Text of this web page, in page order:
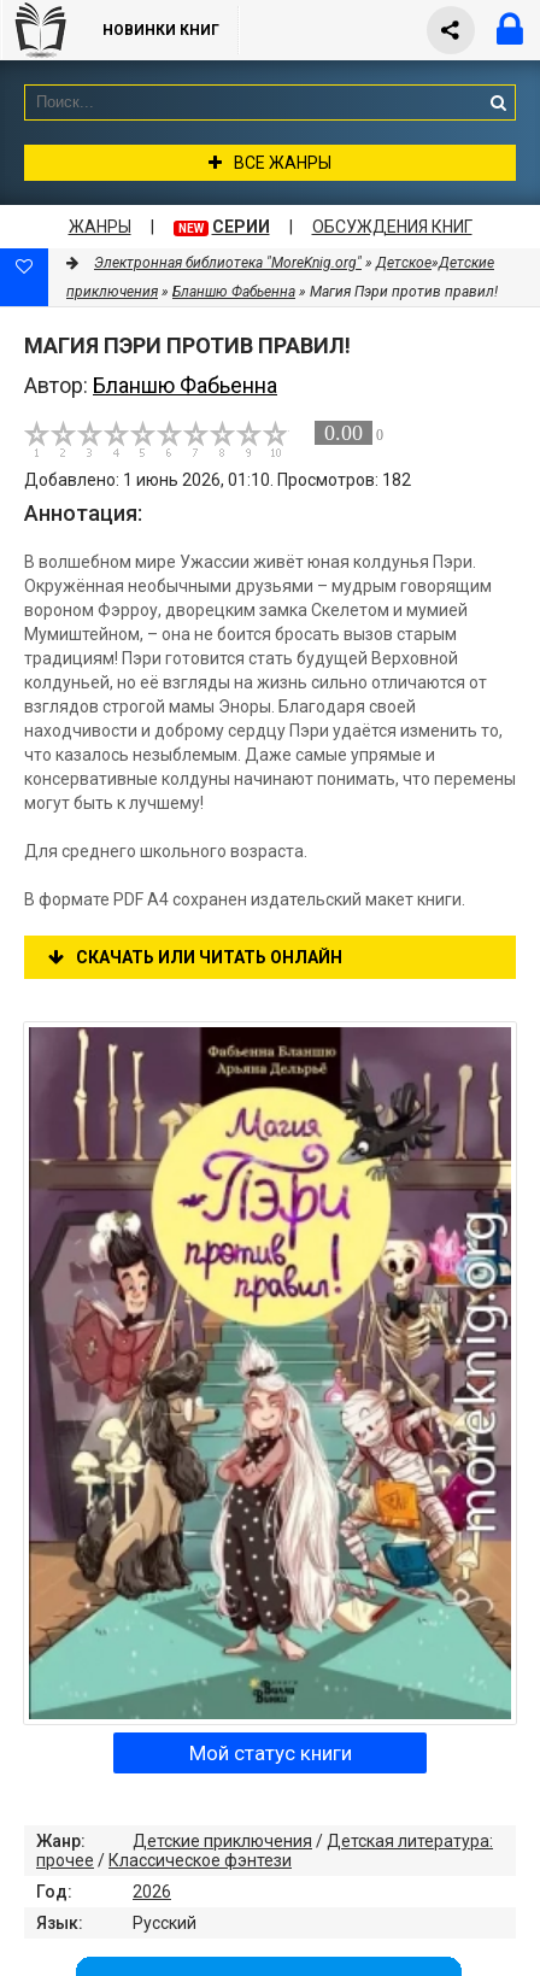
НОВИНКИ КНИГ
ВСЕ ЖАНРЫ
ЖАНРЫ NEW СЕРИИ ОБСУЖДЕНИЯ КНИГ
Электронная библиотека "MoreKnig.org" »Детское»Детские
приключения » Бланшю Фабьенна » Магия Пэри против правил!
МАГИЯ ПЭРИ ПРОТИВ ПРАВИЛ!
Автор: Бланшю Фабьенна
0.00 0
Добавлено: 1 июнь 2026, 01:10. Просмотров: 182
Аннотация:
В волшебном мире Ужассии живёт юная колдунья Пэри.
Окружённая необычными друзьями – мудрым говорящим
вороном Фэрроу, дворецким замка Скелетом и мумией
Мумиштейном, – она не боится бросать вызов старым
традициям! Пэри готовится стать будущей Верховной
колдуньей, но её взгляды на жизнь сильно отличаются от
взглядов строгой мамы Эноры. Благодаря своей
находчивости и доброму сердцу Пэри удаётся изменить то,
что казалось незыблемым. Даже самые упрямые и
консервативные колдуны начинают понимать, что перемены
могут быть к лучшему!
Для среднего школьного возраста.
В формате PDF A4 сохранен издательский макет книги.
СКАЧАТЬ ИЛИ ЧИТАТЬ ОНЛАЙН
Мой статус книги
Жанр: Детские приключения / Детская литература:
прочее / Классическое фэнтези
Год:
2026
Язык:
Русский